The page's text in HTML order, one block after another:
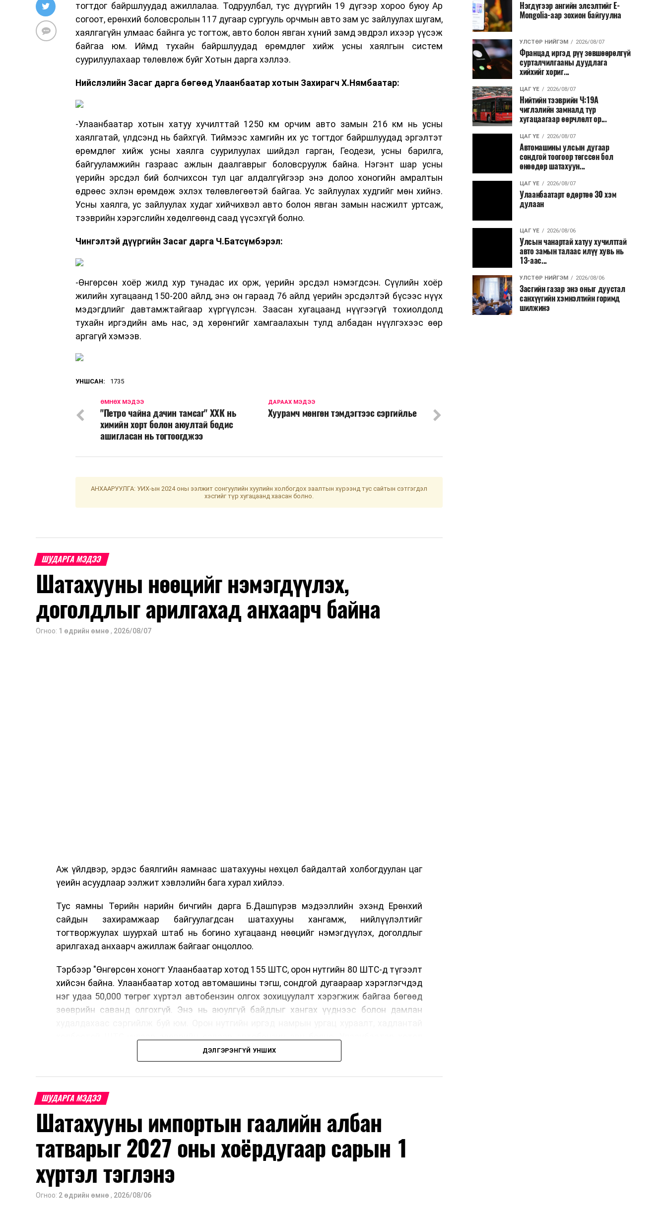
тогтдог байршлуудад ажиллалаа. Тодруулбал, тус дүүргийн 19 дүгээр хороо буюу Ар
согоот, ерөнхий боловсролын 117 дугаар сургууль орчмын авто зам ус зайлуулах шугам,
хаялгагүйн улмаас байнга ус тогтож, авто болон явган хүний замд эвдрэл ихээр үүсэж
байгаа юм. Иймд тухайн байршлуудад өрөмдлөг хийж усны хаялгын систем
суурилуулахаар төлөвлөж буйг Хотын дарга хэллээ.
Нийслэлийн Засаг дарга бөгөөд Улаанбаатар хотын Захирагч Х.Нямбаатар:
-Улаанбаатар хотын хатуу хучилттай 1250 км орчим авто замын 216 км нь усны
хаялгатай, үлдсэнд нь байхгүй. Тиймээс хамгийн их ус тогтдог байршлуудад эргэлтэт
өрөмдлөг хийж усны хаялга суурилуулах шийдэл гарган, Геодези, усны барилга,
байгууламжийн газраас ажлын даалгаврыг боловсруулж байна. Нэгэнт шар усны
үерийн эрсдэл бий болчихсон тул цаг алдалгүйгээр энэ долоо хоногийн амралтын
өдрөөс эхлэн өрөмдөж эхлэх төлөвлөгөөтэй байгаа. Ус зайлуулах худгийг мөн хийнэ.
Усны хаялга, ус зайлуулах худаг хийчихвэл авто болон явган замын насжилт уртсаж,
тээврийн хэрэгслийн хөдөлгөөнд саад үүсэхгүй болно.
Чингэлтэй дүүргийн Засаг дарга Ч.Батсүмбэрэл:
-Өнгөрсөн хоёр жилд хур тунадас их орж, үерийн эрсдэл нэмэгдсэн. Сүүлийн хоёр
жилийн хугацаанд 150-200 айлд, энэ он гараад 76 айлд үерийн эрсдэлтэй бүсээс нүүх
мэдэгдлийг давтамжтайгаар хүргүүлсэн. Заасан хугацаанд нүүгээгүй тохиолдолд
тухайн иргэдийн амь нас, эд хөрөнгийг хамгаалахын тулд албадан нүүлгэхээс өөр
аргагүй хэмээв.
УНШСАН: 1735
ДАРААХ МЭДЭЭ
Хуурамч мөнгөн тэмдэгтээс сэргийлье
ӨМНӨХ МЭДЭЭ
"Петро чайна дачин тамсаг" ХХК нь
химийн хорт болон аюултай бодис
ашигласан нь тогтоогджээ
АНХААРУУЛГА: УИХ-ын 2024 оны ээлжит сонгуулийн хуулийн холбогдох заалтын хүрээнд тус сайтын сэтгэгдэл
хэсгийг түр хугацаанд хаасан болно.
ШУДАРГА МЭДЭЭ
Шатахууны нөөцийг нэмэгдүүлэх,
доголдлыг арилгахад анхаарч байна
Огноо: 1 өдрийн өмнө , 2026/08/07
Аж үйлдвэр, эрдэс баялгийн яамнаас шатахууны нөхцөл байдалтай холбогдуулан цаг
үеийн асуудлаар ээлжит хэвлэлийн бага хурал хийлээ.
Тус яамны Төрийн нарийн бичгийн дарга Б.Дашпүрэв мэдээллийн эхэнд Ерөнхий
сайдын захирамжаар байгуулагдсан шатахууны хангамж, нийлүүлэлтийг
тогтворжуулах шуурхай штаб нь богино хугацаанд нөөцийг нэмэгдүүлэх, доголдлыг
арилгахад анхаарч ажиллаж байгааг онцоллоо.
Тэрбээр "Өнгөрсөн хоногт Улаанбаатар хотод 155 ШТС, орон нутгийн 80 ШТС-д түгээлт
хийсэн байна. Улаанбаатар хотод автомашины тэгш, сондгой дугаараар хэрэглэгчдэд
нэг удаа 50,000 төгрөг хүртэл автобензин олгох зохицуулалт хэрэгжиж байгаа бөгөөд
зөөврийн саванд олгохгүй. Энэ нь аюулгүй байдлыг хангах үүднээс болон дамлан
автомашины тэгш, сондгой дугаараар хэрэглэгчдэд нэг удаа 50,000 төгрөг хүртэл
автобензин олгох зохицуулалт энэ сарын 15-ны өдрийг хүртэл үргэлжлэх бөгөөд энэ
үед нөөцийг хэвийн болгох, хэвийн горимоор ажлаа үргэлжүүлнэ гэж найдаж байна.
Шатахууны нөөцийг нэмэгдүүлэх, нийлүүлэлтийг тогтворжуулах хүрээнд бусад эх
үүсвэрийг нэмэгдүүлэх чиглэлд анхаарч байна. Замын-Үүд боомтоор 2000 тонн дизель
түлш орж ирсэн бөгөөд шилжүүлэн ачих ажиллагаа хийгдэж байна" гэлээ
үйлдвэр, эрдэс баялгийн яамнаас мэдээллээ.
ДЭЛГЭРЭНГҮЙ УНШИХ
ШУДАРГА МЭДЭЭ
Шатахууны импортын гаалийн албан
татварыг 2027 оны хоёрдугаар сарын 1
хүртэл тэглэнэ
Огноо: 2 өдрийн өмнө , 2026/08/06
Нэгдүгээр ангийн элсэлтийг E-
Mongolia-аар зохион байгуулна
УЛСТӨР НИЙГЭМ 2026/08/07
Францад иргэд рүү зөвшөөрөлгүй
сурталчилгааны дуудлага
хийхийг хориг...
ЦАГ ҮЕ 2026/08/07
Нийтийн тээврийн Ч:19А
чиглэлийн замналд түр
хугацаагаар өөрчлөлт ор...
ЦАГ ҮЕ 2026/08/07
Автомашины улсын дугаар
сондгой тоогоор төгссөн бол
өнөөдөр шатахуун...
ЦАГ ҮЕ 2026/08/07
Улаанбаатарт өдөртөө 30 хэм
дулаан
ЦАГ ҮЕ 2026/08/06
Улсын чанартай хатуу хучилттай
авто замын талаас илүү хувь нь
13-аас...
УЛСТӨР НИЙГЭМ 2026/08/06
Засгийн газар энэ оныг дуустал
санхүүгийн хэмнэлтийн горимд
шилжинэ